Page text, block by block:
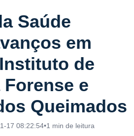
Saúde
em
de
e
Queimados
17 08:22:54•1 min de leitura